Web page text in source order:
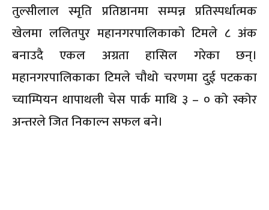
तुल्सीलाल स्मृति प्रतिष्ठानमा सम्पन्न प्रतिस्पर्धात्मक
खेलमा ललितपुर महानगरपालिकाको टिमले ८ अंक
बनाउदै एकल अग्रता हासिल गरेका छन्।
महानगरपालिकाका टिमले चौथो चरणमा दुई पटकका
च्याम्पियन थापाथली चेस पार्क माथि ३ – ० को स्कोर
अन्तरले जित निकाल्न सफल बने।